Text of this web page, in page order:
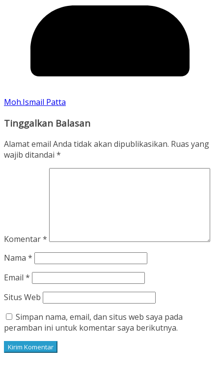
Moh.Ismail Patta
Tinggalkan Balasan
Alamat email Anda tidak akan dipublikasikan. Ruas yang
wajib ditandai *
Komentar*
Nama *
Email *
Situs Web
Simpan nama, email, dan situs web saya pada
peramban ini untuk komentar saya berikutnya.